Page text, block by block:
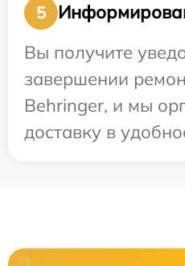
5
Вы получите
завершении
Behringer, и мы
доставку в